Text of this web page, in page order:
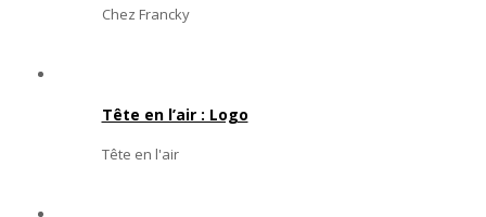
Chez Francky
Tête en l’air : Logo
Tête en l'air